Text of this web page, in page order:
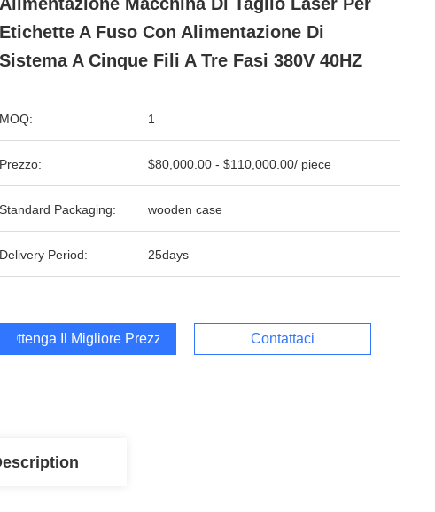
Etichette A Fuso Con Alimentazione Di
Sistema A Cinque Fili A Tre Fasi 380V 40HZ
MOQ: 1
Prezzo: $80,000.00 - $110,000.00/ piece
Standard Packaging: wooden case
Delivery Period: 25days
Ottenga Il Migliore Prezzo Contattaci